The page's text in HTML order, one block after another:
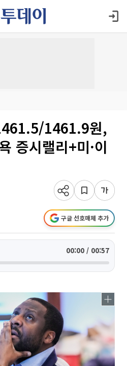
1461.9원,
증시랠리+미·이
구글 선호매체 추가
00:00 / 00:57